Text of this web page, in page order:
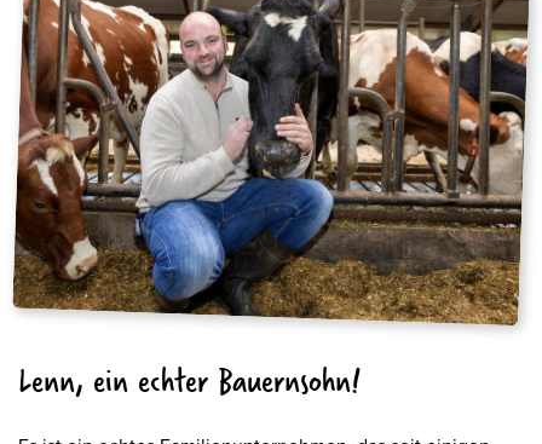
Lenn, ein echter Bauernsohn!